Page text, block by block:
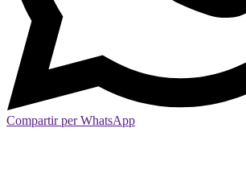
Compartir per WhatsApp